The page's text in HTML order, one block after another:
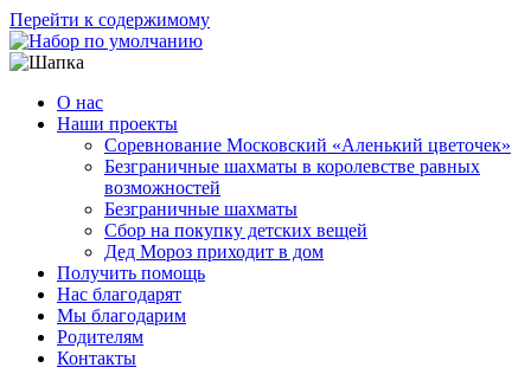
Перейти к содержимому
О нас
Наши проекты
Соревнование Московский «Аленький цветочек»
Безграничные шахматы в королевстве равных
возможностей
Безграничные шахматы
Сбор на покупку детских вещей
Дед Мороз приходит в дом
Получить помощь
Нас благодарят
Мы благодарим
Родителям
Контакты